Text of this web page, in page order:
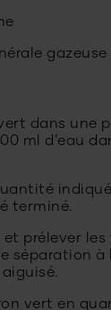
gazeuse
dans une
ml d’eau
terminé.
et prélever
séparation à
vert en